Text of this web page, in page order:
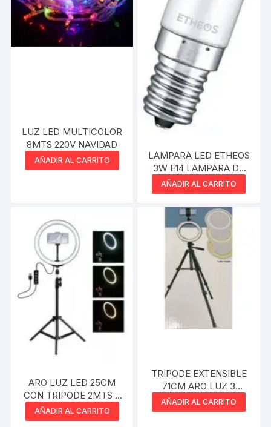
LUZ LED MULTICOLOR
8MTS 220V NAVIDAD
AÑADIR AL CARRITO
LAMPARA LED ETHEOS
3W E14 LAMPARA DE
SAL CALIDA
AÑADIR AL CARRITO
ARO LUZ LED 25CM
CON TRIPODE 2MTS Y
SOPORTE Y
AÑADIR AL CARRITO
TRIPODE EXTENSIBLE
71CM ARO LUZ 3
INTENSIDADES 360°
AÑADIR AL CARRITO